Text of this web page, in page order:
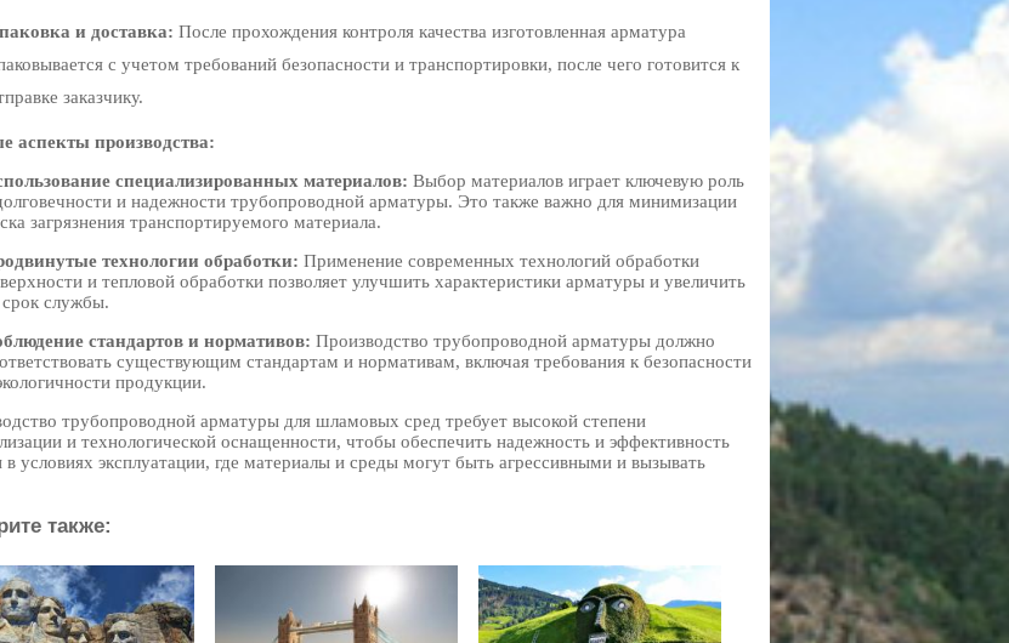
и доставка: После прохождения контроля качества изготовленная арматура
с учетом требований безопасности и транспортировки, после чего готовится к
заказчику.
аспекты производства:
специализированных материалов: Выбор материалов играет ключевую роль
и надежности трубопроводной арматуры. Это также важно для минимизации
загрязнения транспортируемого материала.
технологии обработки: Применение современных технологий обработки
и тепловой обработки позволяет улучшить характеристики арматуры и увеличить
срок службы.
стандартов и нормативов: Производство трубопроводной арматуры должно
существующим стандартам и нормативам, включая требования к безопасности
продукции.
трубопроводной арматуры для шламовых сред требует высокой степени
и технологической оснащенности, чтобы обеспечить надежность и эффективность
в условиях эксплуатации, где материалы и среды могут быть агрессивными и вызывать
также: